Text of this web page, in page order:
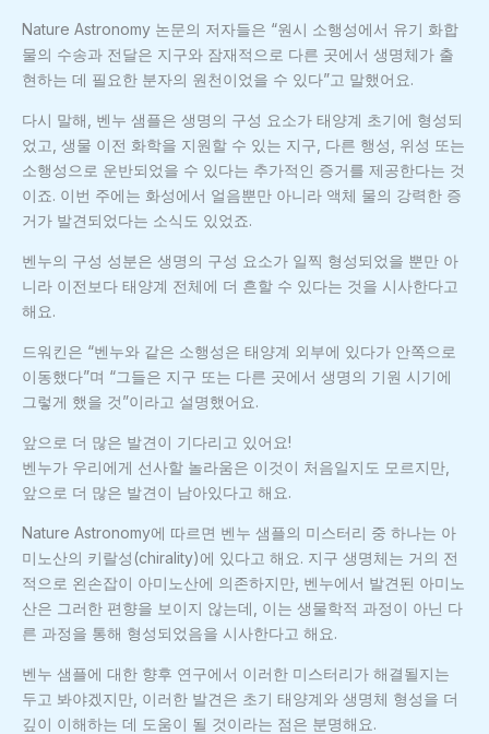
Nature Astronomy 논문의 저자들은 “원시 소행성에서 유기 화합
물의 수송과 전달은 지구와 잠재적으로 다른 곳에서 생명체가 출
현하는 데 필요한 분자의 원천이었을 수 있다”고 말했어요.
다시 말해, 벤누 샘플은 생명의 구성 요소가 태양계 초기에 형성되
었고, 생물 이전 화학을 지원할 수 있는 지구, 다른 행성, 위성 또는
소행성으로 운반되었을 수 있다는 추가적인 증거를 제공한다는 것
이죠. 이번 주에는 화성에서 얼음뿐만 아니라 액체 물의 강력한 증
거가 발견되었다는 소식도 있었죠.
벤누의 구성 성분은 생명의 구성 요소가 일찍 형성되었을 뿐만 아
니라 이전보다 태양계 전체에 더 흔할 수 있다는 것을 시사한다고
해요.
드워킨은 “벤누와 같은 소행성은 태양계 외부에 있다가 안쪽으로
이동했다”며 “그들은 지구 또는 다른 곳에서 생명의 기원 시기에
그렇게 했을 것”이라고 설명했어요.
앞으로 더 많은 발견이 기다리고 있어요!
벤누가 우리에게 선사할 놀라움은 이것이 처음일지도 모르지만,
앞으로 더 많은 발견이 남아있다고 해요.
Nature Astronomy에 따르면 벤누 샘플의 미스터리 중 하나는 아
미노산의 키랄성(chirality)에 있다고 해요. 지구 생명체는 거의 전
적으로 왼손잡이 아미노산에 의존하지만, 벤누에서 발견된 아미노
산은 그러한 편향을 보이지 않는데, 이는 생물학적 과정이 아닌 다
른 과정을 통해 형성되었음을 시사한다고 해요.
벤누 샘플에 대한 향후 연구에서 이러한 미스터리가 해결될지는
두고 봐야겠지만, 이러한 발견은 초기 태양계와 생명체 형성을 더
깊이 이해하는 데 도움이 될 것이라는 점은 분명해요.